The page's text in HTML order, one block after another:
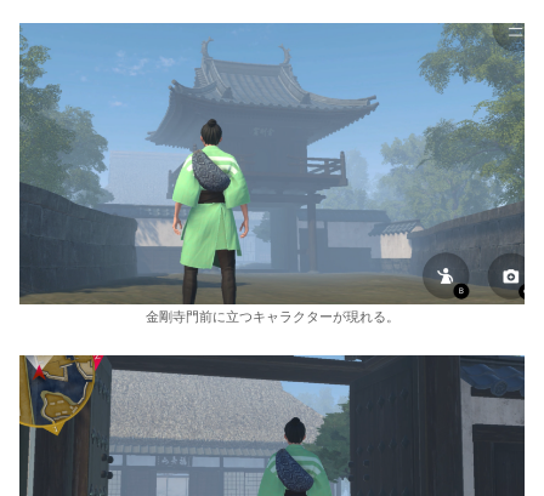
金剛寺門前に立つキャラクターが現れる。